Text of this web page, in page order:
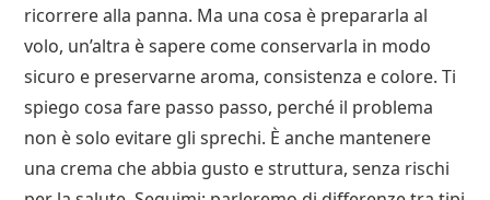
ricorrere alla panna. Ma una cosa è prepararla al
volo, un’altra è sapere come conservarla in modo
sicuro e preservarne aroma, consistenza e colore. Ti
spiego cosa fare passo passo, perché il problema
non è solo evitare gli sprechi. È anche mantenere
una crema che abbia gusto e struttura, senza rischi